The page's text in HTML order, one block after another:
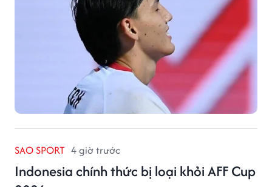
SAO SPORT 4 giờ trước
Indonesia chính thức bị loại khỏi AFF Cup